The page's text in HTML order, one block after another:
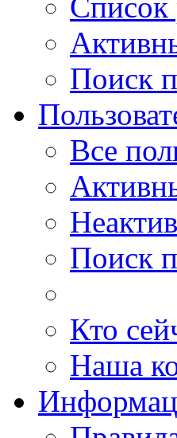
Список
Поиск
Все
Поиск
Кто
Наша